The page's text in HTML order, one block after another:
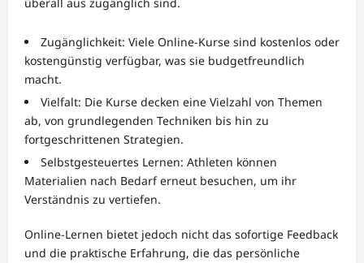
Zugänglichkeit: Viele Online-Kurse sind kostenlos oder
kostengünstig verfügbar, was sie budgetfreundlich
macht.
Vielfalt: Die Kurse decken eine Vielzahl von Themen
ab, von grundlegenden Techniken bis hin zu
fortgeschrittenen Strategien.
Selbstgesteuertes Lernen: Athleten können
Materialien nach Bedarf erneut besuchen, um ihr
Verständnis zu vertiefen.
Online-Lernen bietet jedoch nicht das sofortige Feedback
und die praktische Erfahrung, die das persönliche